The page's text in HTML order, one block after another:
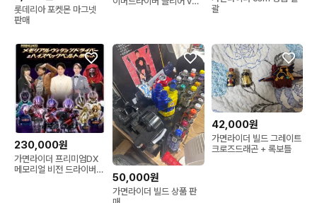
롯데리아 포켓몬 마그넷
판매
괄
230,000원
가면라이더 프리미엄DX
메모리얼 비전 드라이버&
50,000원
가면라이더 빌드 상품 판
42,000원
가면라이더 빌드 그레이트
크로즈드래곤 + 록보틀